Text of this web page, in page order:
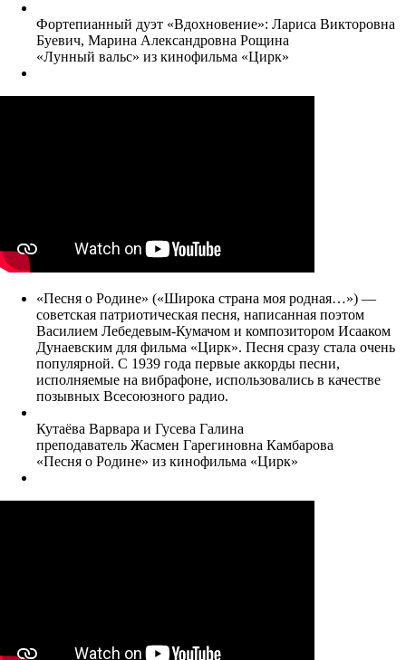
Фортепианный дуэт «Вдохновение»: Лариса Викторовна
Буевич, Марина Александровна Рощина
«Лунный вальс» из кинофильма «Цирк»
«Песня о Родине» («Широка страна моя родная…») —
советская патриотическая песня, написанная поэтом
Василием Лебедевым-Кумачом и композитором Исааком
Дунаевским для фильма «Цирк». Песня сразу стала очень
популярной. С 1939 года первые аккорды песни,
исполняемые на вибрафоне, использовались в качестве
позывных Всесоюзного радио.
Кутаёва Варвара и Гусева Галина
преподаватель Жасмен Гарегиновна Камбарова
«Песня о Родине» из кинофильма «Цирк»